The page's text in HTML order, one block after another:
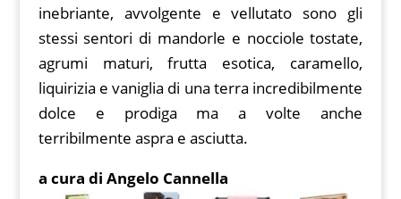
inebriante, avvolgente e vellutato sono gli
stessi sentori di mandorle e nocciole tostate,
agrumi maturi, frutta esotica, caramello,
liquirizia e vaniglia di una terra incredibilmente
dolce e prodiga ma a volte anche
terribilmente aspra e asciutta.
a cura di Angelo Cannella